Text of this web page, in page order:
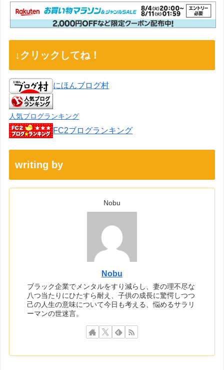
↓クリックしてね！
にほんブログ村
人気ブログランキング
FC2ブログランキング
writing by
Nobu
Nobu
ブラック企業でメンタルをすり減らし、妻の理不尽な
八つ当たりにひたすら耐え、子供の成長に驚愕しつつ
己の人生の意味について今日も考える、悩めるサラリ
ーマンの世迷言。